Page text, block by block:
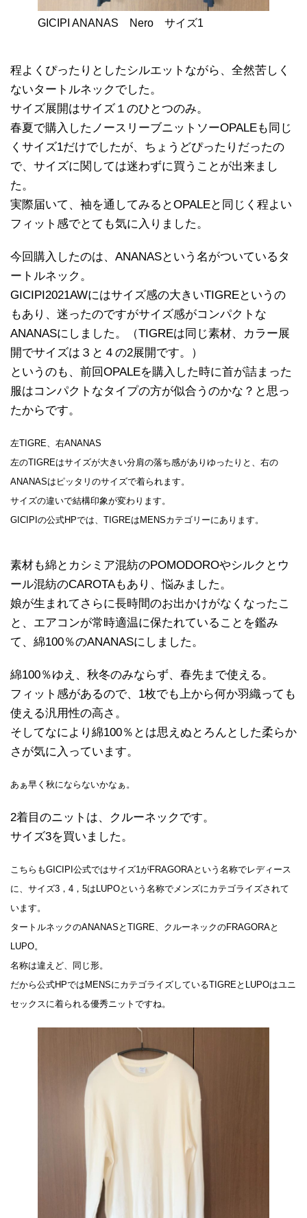
GICIPI ANANAS Nero サイズ1
程よくぴったりとしたシルエットながら、全然苦しく
ないタートルネックでした。
サイズ展開はサイズ１のひとつのみ。
春夏で購入したノースリーブニットソーOPALEも同じ
くサイズ1だけでしたが、ちょうどぴったりだったの
で、サイズに関しては迷わずに買うことが出来まし
た。
実際届いて、袖を通してみるとOPALEと同じく程よい
フィット感でとても気に入りました。
今回購入したのは、ANANASという名がついているタ
ートルネック。
GICIPI2021AWにはサイズ感の大きいTIGREというの
もあり、迷ったのですがサイズ感がコンパクトな
ANANASにしました。（TIGREは同じ素材、カラー展
開でサイズは３と４の2展開です。）
というのも、前回OPALEを購入した時に首が詰まった
服はコンパクトなタイプの方が似合うのかな？と思っ
たからです。
左TIGRE、右ANANAS
左のTIGREはサイズが大きい分肩の落ち感がありゆったりと、右の
ANANASはピッタリのサイズで着られます。
サイズの違いで結構印象が変わります。
GICIPIの公式HPでは、TIGREはMENSカテゴリーにあります。
素材も綿とカシミア混紡のPOMODOROやシルクとウ
ール混紡のCAROTAもあり、悩みました。
娘が生まれてさらに長時間のお出かけがなくなったこ
と、エアコンが常時適温に保たれていることを鑑み
て、綿100％のANANASにしました。
綿100％ゆえ、秋冬のみならず、春先まで使える。
フィット感があるので、1枚でも上から何か羽織っても
使える汎用性の高さ。
そしてなにより綿100％とは思えぬとろんとした柔らか
さが気に入っています。
あぁ早く秋にならないかなぁ。
2着目のニットは、クルーネックです。
サイズ3を買いました。
こちらもGICIPI公式ではサイズ1がFRAGORAという名称でレディース
に、サイズ3，4，5はLUPOという名称でメンズにカテゴライズされて
います。
タートルネックのANANASとTIGRE、クルーネックのFRAGORAと
LUPO。
名称は違えど、同じ形。
だから公式HPではMENSにカテゴライズしているTIGREとLUPOはユニ
セックスに着られる優秀ニットですね。